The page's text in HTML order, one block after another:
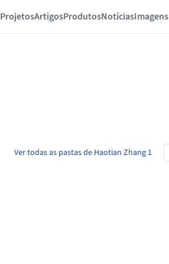
ProjetosArtigosProdutosNotíciasImagens
Ver todas as pastas de Haotian Zhang 1